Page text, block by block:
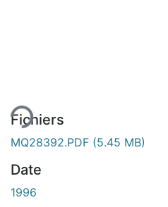
Fichiers
MQ28392.PDF (5.45 MB)
Date
1996